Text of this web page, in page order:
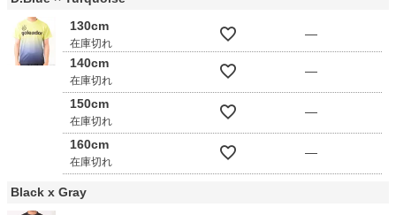
130cm
在庫切れ
—
140cm
在庫切れ
—
150cm
在庫切れ
—
160cm
在庫切れ
—
Black x Gray